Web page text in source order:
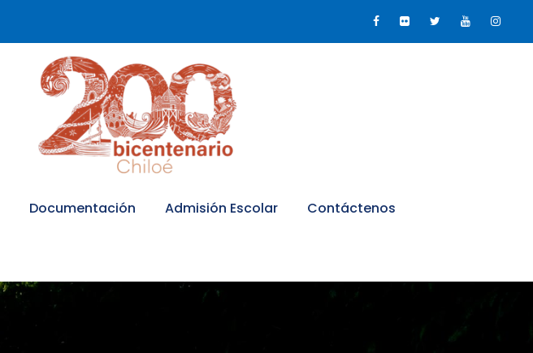
Documentación Admisión Escolar Contáctenos